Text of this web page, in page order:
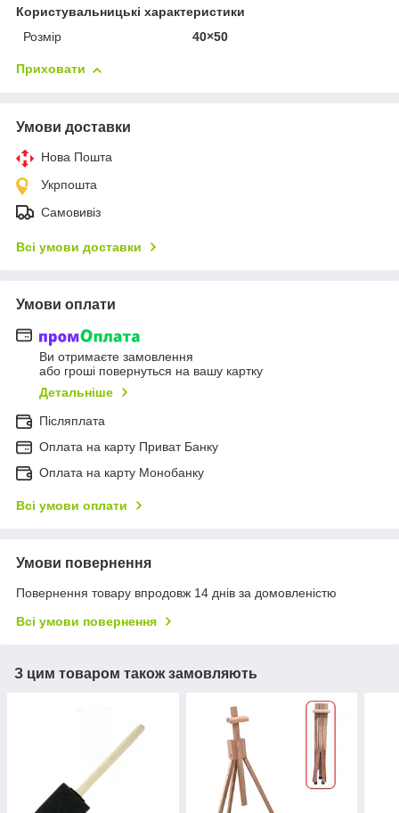
Користувальницькі характеристики
Розмір
40×50
Приховати
Умови доставки
Нова Пошта
Укрпошта
Самовивіз
Всі умови доставки
Умови оплати
Ви отримаєте замовлення
або гроші повернуться на вашу картку
Детальніше
Післяплата
Оплата на карту Приват Банку
Оплата на карту Монобанку
Всі умови оплати
Умови повернення
Повернення товару впродовж 14 днів за домовленістю
Всі умови повернення
З цим товаром також замовляють